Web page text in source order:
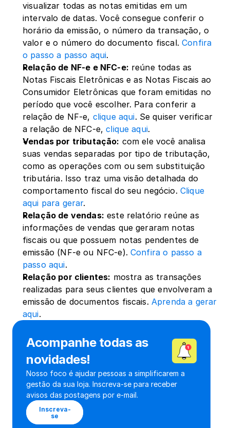
visualizar todas as notas emitidas em um
intervalo de datas. Você consegue conferir o
horário da emissão, o número da transação, o
valor e o número do documento fiscal. Confira
o passo a passo aqui.
Relação de NF-e e NFC-e: reúne todas as
Notas Fiscais Eletrônicas e as Notas Fiscais ao
Consumidor Eletrônicas que foram emitidas no
período que você escolher. Para conferir a
relação de NF-e, clique aqui. Se quiser verificar
a relação de NFC-e, clique aqui.
Vendas por tributação: com ele você analisa
suas vendas separadas por tipo de tributação,
como as operações com ou sem substituição
tributária. Isso traz uma visão detalhada do
comportamento fiscal do seu negócio. Clique
aqui para gerar.
Relação de vendas: este relatório reúne as
informações de vendas que geraram notas
fiscais ou que possuem notas pendentes de
emissão (NF-e ou NFC-e). Confira o passo a
passo aqui.
Relação por clientes: mostra as transações
realizadas para seus clientes que envolveram a
emissão de documentos fiscais. Aprenda a gerar
aqui.
Acompanhe todas as
novidades!
Nosso foco é ajudar pessoas a simplificarem a
gestão da sua loja. Inscreva-se para receber
avisos das postagens por e-mail.
Inscreva-
se